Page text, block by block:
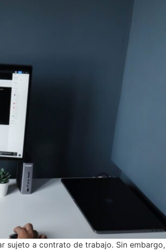
sujeto a contrato de trabajo. Sin